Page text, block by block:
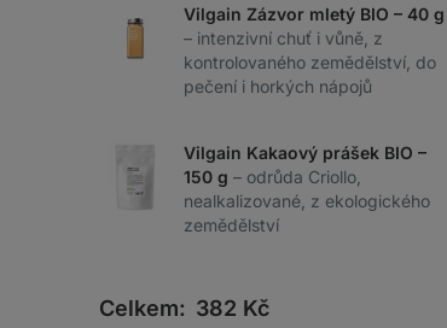
Vilgain Zázvor mletý BIO – 40 g
– intenzivní chuť i vůně, z
kontrolovaného zemědělství, do
pečení i horkých nápojů
Vilgain Kakaový prášek BIO –
150 g – odrůda Criollo,
nealkalizované, z ekologického
zemědělství
Celkem: 382 Kč